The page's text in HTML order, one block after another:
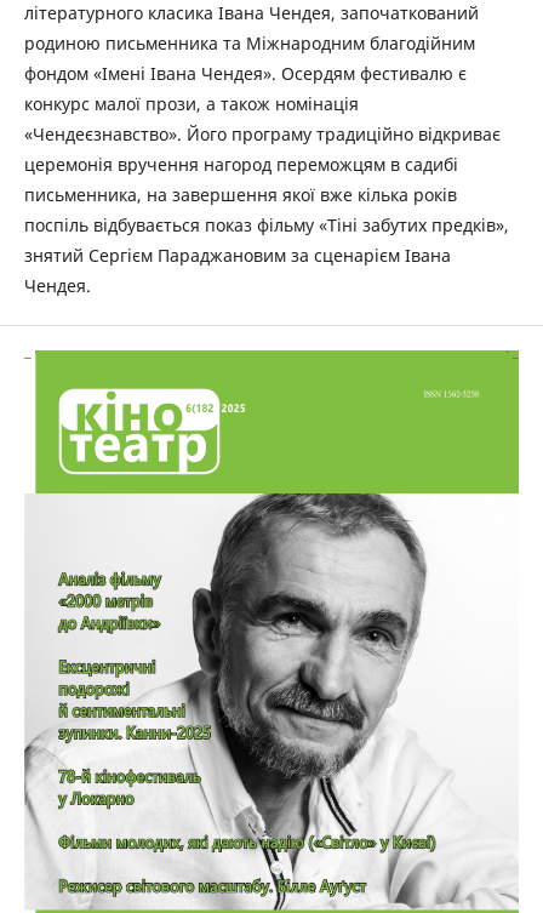
літературного класика Івана Чендея, започаткований
родиною письменника та Міжнародним благодійним
фондом «Імені Івана Чендея». Осердям фестивалю є
конкурс малої прози, а також номінація
«Чендеєзнавство». Його програму традиційно відкриває
церемонія вручення нагород переможцям в садибі
письменника, на завершення якої вже кілька років
поспіль відбувається показ фільму «Тіні забутих предків»,
знятий Сергієм Параджановим за сценарієм Івана
Чендея.